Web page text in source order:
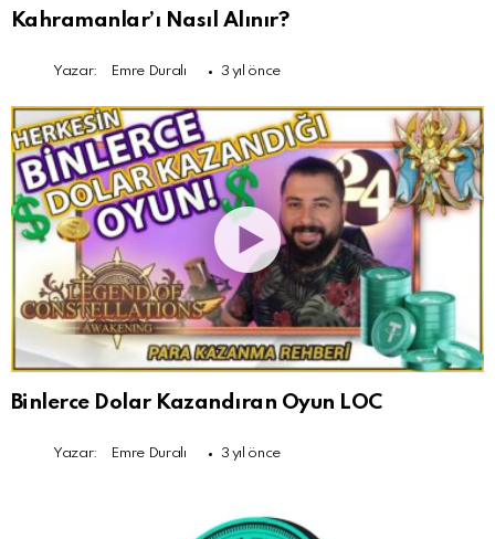
Kahramanlar’ı Nasıl Alınır?
Yazar: Emre Duralı 3 yıl önce
Binlerce Dolar Kazandıran Oyun LOC
Yazar: Emre Duralı 3 yıl önce